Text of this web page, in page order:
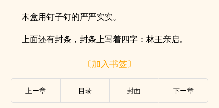
木盒用钉子钉的严严实实。
上面还有封条，封条上写着四字：林王亲启。
〔加入书签〕
上ー章 目录 封面 下ー章